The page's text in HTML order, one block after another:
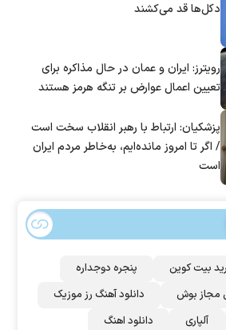
دکل‌ها قد می‌کشند
رویترز: ایران و عمان در حال مذاکره برای
تعیین اعمال عوارض بر تنگه هرمز هستند
پزشکیان: ارتباط با رهبر انقلاب سخت است
/ اگر تا امروز مانده‌ایم، به‌خاطر مردم ایران
است
بیت کوین
پنجره دوجداره
مجاز بوش
دانلود آهنگ رز‌ موزیک
آلپاری
دانلود اهنگ